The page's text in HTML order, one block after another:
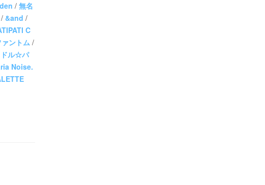
/ 無名
/ &and /
C
ントム /
ドル☆パ
Noise.